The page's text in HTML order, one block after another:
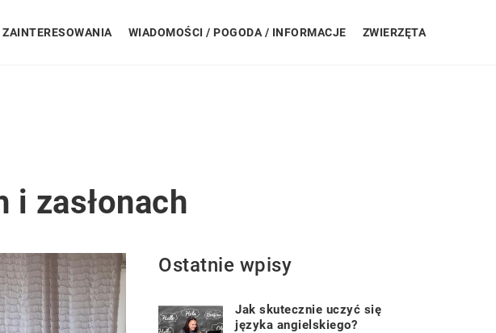
WIADOMOŚCI / POGODA / INFORMACJE ZWIERZĘTA
zasłonach
Ostatnie wpisy
Jak skutecznie uczyć się
języka angielskiego?